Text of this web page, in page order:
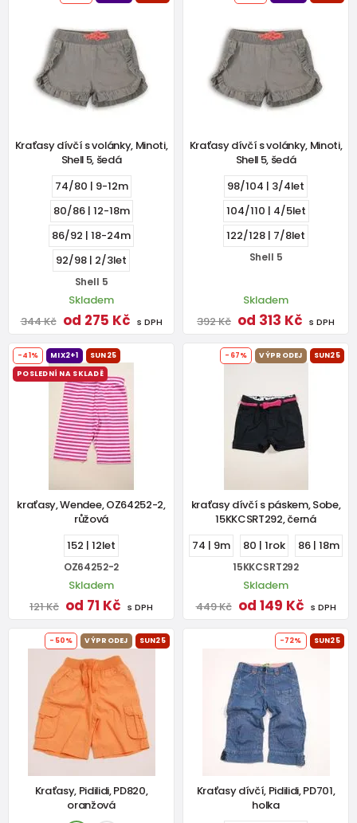
Kraťasy dívčí s volánky, Minoti,
Shell 5, šedá
74/80 | 9-12m
80/86 | 12-18m
86/92 | 18-24m
92/98 | 2/3let
Shell 5
Skladem
344 Kč od 275 Kč s DPH
Kraťasy dívčí s volánky, Minoti,
Shell 5, šedá
98/104 | 3/4let
104/110 | 4/5let
122/128 | 7/8let
Shell 5
Skladem
392 Kč od 313 Kč s DPH
-41% MIX2+1
SUN25
POSLEDNÍ NA SKLADĚ
kraťasy, Wendee, OZ64252-2,
růžová
152 | 12let
OZ64252-2
Skladem
121 Kč od 71 Kč s DPH
-67% VÝPRODEJ SUN25
kraťasy dívčí s páskem, Sobe,
15KKCSRT292, černá
74 | 9m
80 | 1rok 86 | 18m
15KKCSRT292
Skladem
449 Kč od 149 Kč s DPH
-50% VÝPRODEJ SUN25
Kraťasy, Pidilidi, PD820,
oranžová
-72% SUN25
Kraťasy dívčí, Pidilidi, PD701,
holka